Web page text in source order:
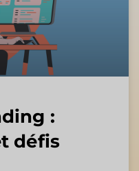
:
défis